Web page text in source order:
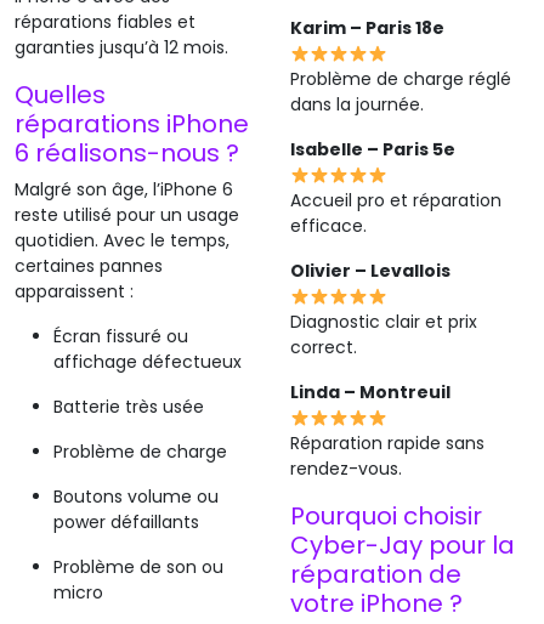
réparations fiables et
garanties jusqu’à 12 mois.
Quelles
réparations iPhone
6 réalisons-nous ?
Malgré son âge, l’iPhone 6
reste utilisé pour un usage
quotidien. Avec le temps,
certaines pannes
apparaissent :
Écran fissuré ou
affichage défectueux
Batterie très usée
Problème de charge
Boutons volume ou
power défaillants
Problème de son ou
micro
Karim – Paris 18e
Problème de charge réglé
dans la journée.
Isabelle – Paris 5e
Accueil pro et réparation
efficace.
Olivier – Levallois
Diagnostic clair et prix
correct.
Linda – Montreuil
Réparation rapide sans
rendez-vous.
Pourquoi choisir
Cyber-Jay pour la
réparation de
votre iPhone ?